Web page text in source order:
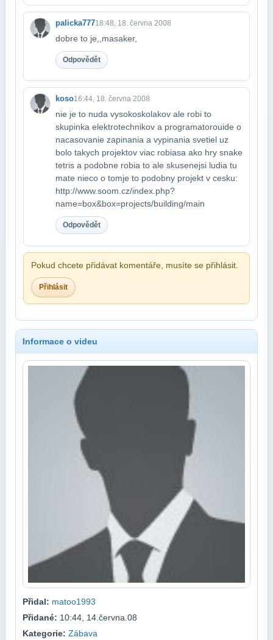
palicka77718:48, 18. června 2008
dobre to je,,masaker,
Odpovědět
koso16:44, 18. června 2008
nie je to nuda vysokoskolakov ale robi to
skupinka elektrotechnikov a programatorou​ide o
nacasovanie zapinania a vypinania svetiel uz
bolo takych projektov viac robia​sa ako hry snake
tetris a podobne robia to ale skusenejsi ludia tu
mate nieco o tom​je to podobny projekt v cesku:​
http://www.soom.cz/index.php?
name=box&box=projects/building/main
Odpovědět
Pokud chcete přidávat komentáře, musíte se přihlásit.
Přihlásit
Informace o videu
Přidal: matoo1993
Přidané: 10:44, 14.června.08
Kategorie: Zábava